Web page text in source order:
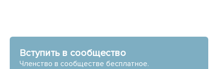
Вступить в сообщество
Членство в сообществе бесплатное.